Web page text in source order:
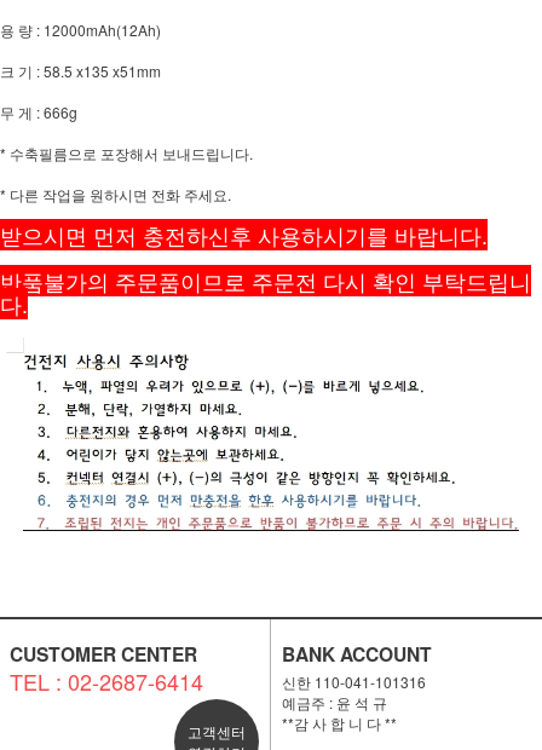
용 량 : 12000mAh(12Ah)
크 기 : 58.5 x135 x51mm
무 게 : 666g
* 수축필름으로 포장해서 보내드립니다.
* 다른 작업을 원하시면 전화 주세요.
받으시면 먼저 충전하신후 사용하시기를 바랍니다.
반품불가의 주문품이므로 주문전 다시 확인 부탁드립니
다.
CUSTOMER CENTER
TEL : 02-2687-6414
고객센터
BANK ACCOUNT
신한 110-041-101316
예금주 : 윤 석 규
**감 사 합 니 다 **